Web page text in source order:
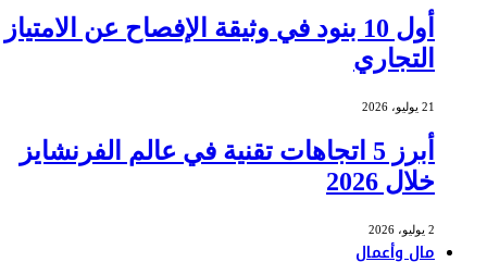
أول 10 بنود في وثيقة الإفصاح عن الامتياز
التجاري
21 يوليو، 2026
أبرز 5 اتجاهات تقنية في عالم الفرنشايز
خلال 2026
2 يوليو، 2026
مال وأعمال